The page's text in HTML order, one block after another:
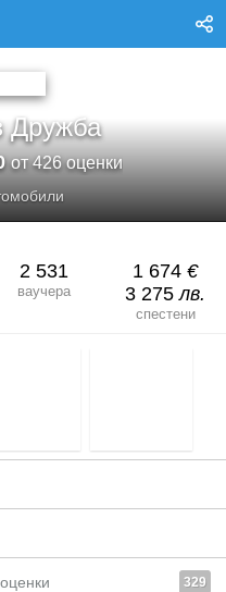
Дружба
от 426 оценки
2 531
ваучера
1 674 €
3 275лв.
спестени
оценки 329